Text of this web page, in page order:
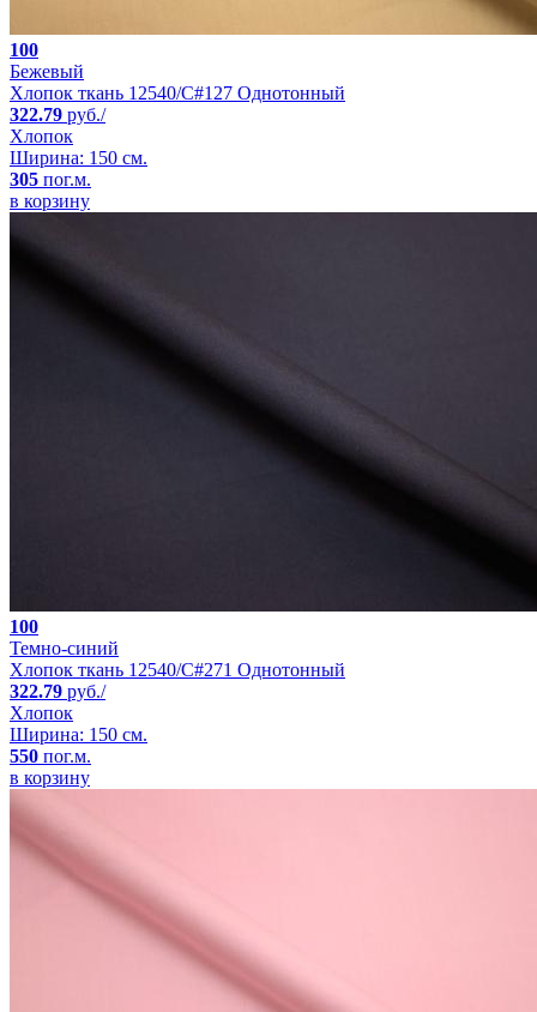
100
Бежевый
Хлопок ткань 12540/C#127 Однотонный
322.79 руб./
Хлопок
Ширина: 150 см.
305 пог.м.
в корзину
100
Темно-синий
Хлопок ткань 12540/C#271 Однотонный
322.79 руб./
Хлопок
Ширина: 150 см.
550 пог.м.
в корзину